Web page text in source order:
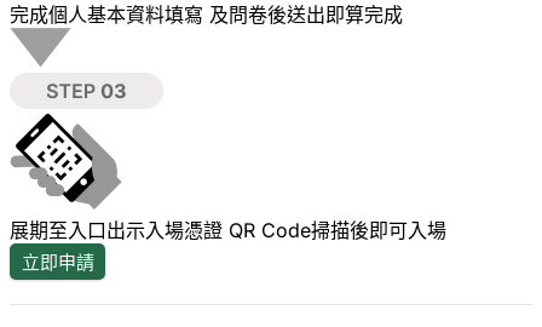
完成個人基本資料填寫 及問卷後送出即算完成
展期至入口出示入場憑證 QR Code掃描後即可入場
立即申請